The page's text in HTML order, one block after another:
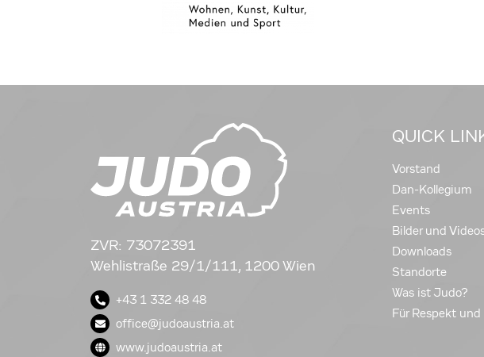
ZVR: 73072391
Wehlistraße 29/1/111, 1200 Wien
+43 1 332 48 48
office@judoaustria.at
www.judoaustria.at
QUICK
Vorstand
Dan-Kollegium
Events
Bilder und
Downloads
Standorte
Was ist Judo?
Für Respekt